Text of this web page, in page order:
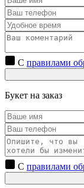
С правилами
Букет на заказ
С правилами